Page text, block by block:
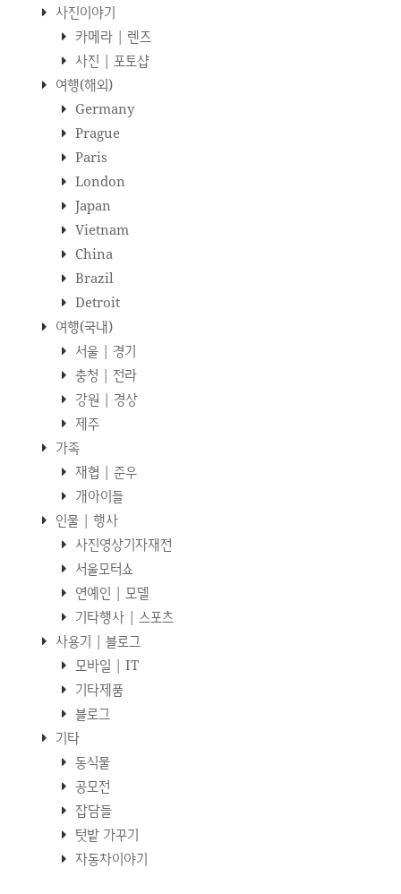
사진이야기
카메라 | 렌즈
사진 | 포토샵
여행(해외)
Germany
Prague
Paris
London
Japan
Vietnam
China
Brazil
Detroit
여행(국내)
서울 | 경기
충청 | 전라
강원 | 경상
제주
가족
재협 | 준우
개아이들
인물 | 행사
사진영상기자재전
서울모터쇼
연예인 | 모델
기타행사 | 스포츠
사용기 | 블로그
모바일 | IT
기타제품
블로그
기타
동식물
공모전
잡담들
텃밭 가꾸기
자동차이야기